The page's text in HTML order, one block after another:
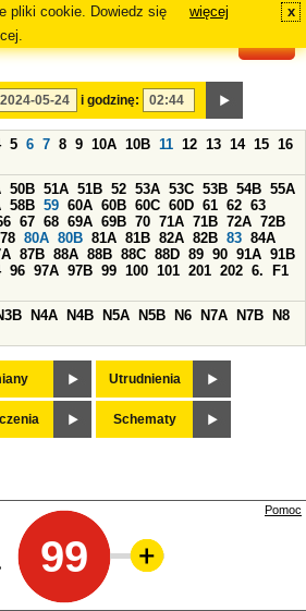
pliki cookie. Dowiedz się
więcej x
i godzinę:
5 6 7 8 9 10A 10B 11 12 13 14 15 16
50B 51A 51B 52 53A 53C 53B 54B 55A
58B 59 60A 60B 60C 60D 61 62 63
67 68 69A 69B 70 71A 71B 72A 72B
78 80A 80B 81A 81B 82A 82B 83 84A
87B 88A 88B 88C 88D 89 90 91A 91B
96 97A 97B 99 100 101 201 202 6.
F1
N4A N4B N5A N5B N6 N7A N7B
N8
Utrudnienia
Schematy
99
Pomoc